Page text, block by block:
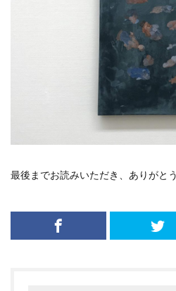
最後までお読みいただき、ありがと